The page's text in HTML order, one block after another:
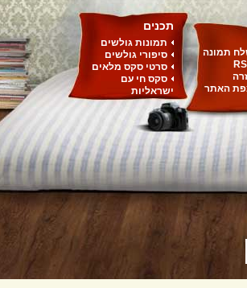
תמונה
האתר
תכנים
תמונות גולשים
סיפורי גולשים
סרטי סקס מלאים
סקס חי עם
ישראליות